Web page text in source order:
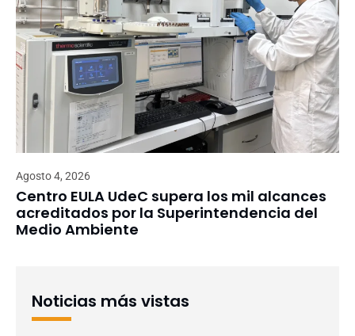
Agosto 4, 2026
Centro EULA UdeC supera los mil alcances
acreditados por la Superintendencia del
Medio Ambiente
Noticias más vistas